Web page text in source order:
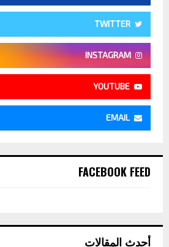
TWITTER
INSTAGRAM
YOUTUBE
EMAIL
FACEBOOK FEED
أحدث المقالات